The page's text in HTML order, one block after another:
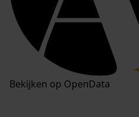
Bekijken op OpenData